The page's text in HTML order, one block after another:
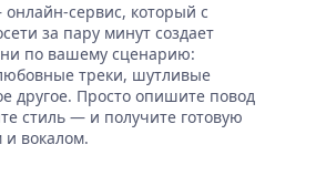
сервис, который с
за пару минут создает
по вашему сценарию:
треки, шутливые
другое. Просто опишите повод
стиль — и получите готовую
и вокалом.